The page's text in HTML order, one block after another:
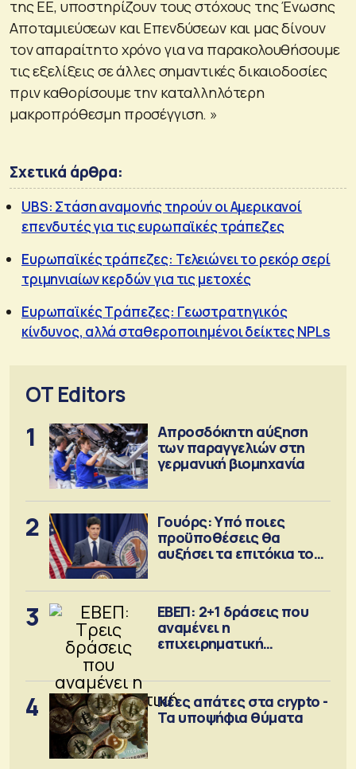
της ΕΕ, υποστηρίζουν τους στόχους της Ένωσης
Αποταμιεύσεων και Επενδύσεων και μας δίνουν
τον απαραίτητο χρόνο για να παρακολουθήσουμε
τις εξελίξεις σε άλλες σημαντικές δικαιοδοσίες
πριν καθορίσουμε την καταλληλότερη
μακροπρόθεσμη προσέγγιση. »
Σχετικά άρθρα:
UBS: Στάση αναμονής τηρούν οι Αμερικανοί
επενδυτές για τις ευρωπαϊκές τράπεζες
Ευρωπαϊκές τράπεζες: Τελειώνει το ρεκόρ σερί
τριμηνιαίων κερδών για τις μετοχές
Ευρωπαϊκές Τράπεζες: Γεωστρατηγικός
κίνδυνος, αλλά σταθεροποιημένοι δείκτες NPLs
OT Editors
1
Απροσδόκητη αύξηση
των παραγγελιών στη
γερμανική βιομηχανία
2
Γουόρς: Υπό ποιες
προϋποθέσεις θα
αυξήσει τα επιτόκια τον
3
ΕΒΕΠ: 2+1 δράσεις που
αναμένει η
επιχειρηματική
4
Νέες απάτες στα crypto -
Τα υποψήφια θύματα